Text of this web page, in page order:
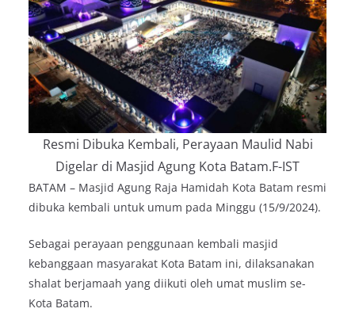
Resmi Dibuka Kembali, Perayaan Maulid Nabi
Digelar di Masjid Agung Kota Batam.F-IST
BATAM – Masjid Agung Raja Hamidah Kota Batam resmi
dibuka kembali untuk umum pada Minggu (15/9/2024).
Sebagai perayaan penggunaan kembali masjid
kebanggaan masyarakat Kota Batam ini, dilaksanakan
shalat berjamaah yang diikuti oleh umat muslim se-
Kota Batam.